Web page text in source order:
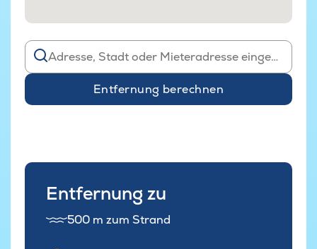
Entfernung berechnen
Entfernung zu
500 m zum Strand